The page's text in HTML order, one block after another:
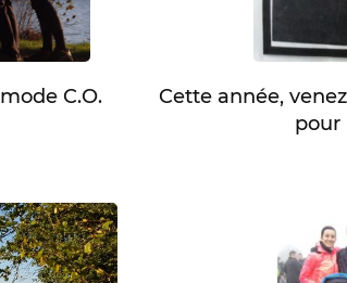
C.O.
Cette année,
pour